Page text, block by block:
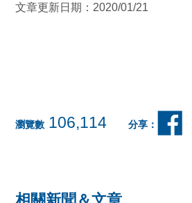
文章更新日期：2020/01/21
瀏覽數 106,114 分享：